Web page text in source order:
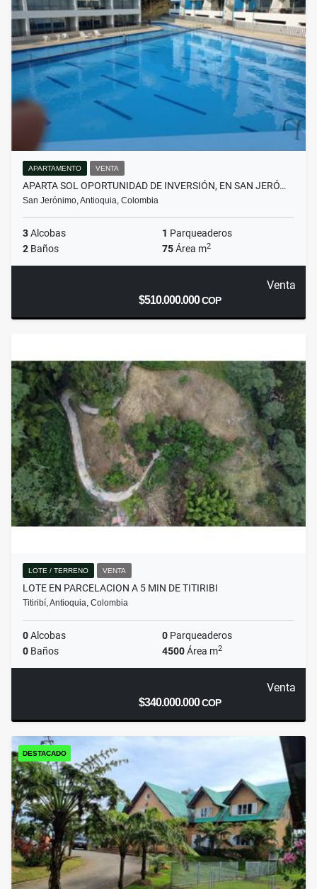
APARTAMENTO VENTA
APARTA SOL OPORTUNIDAD DE INVERSIÓN, EN SAN JERÓ…
San Jerónimo, Antioquia, Colombia
3Alcobas 1 Parqueaderos
2 Baños 75Área m2
Venta
$510.000.000COP
LOTE / TERRENO VENTA
LOTE EN PARCELACION A 5 MIN DE TITIRIBI
Titiribí, Antioquia, Colombia
0Alcobas 0 Parqueaderos
0 Baños 4500Área m2
Venta
$340.000.000COP
DESTACADO